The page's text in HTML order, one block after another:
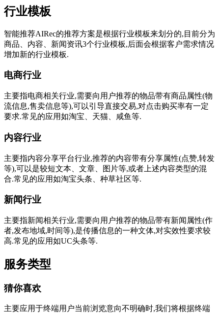
行业模板
智能推荐AIRec的推荐方案是根据行业模板来划分的,目前分为
商品、内容、新闻资讯3个行业模板,后面会根据客户需求情况
增加新的行业模板.
电商行业
主要指电商相关行业,需要向用户推荐的物品带有商品属性(物
流信息,售卖信息等),可以引导直接交易,对点击购买率有一定
要求.常见的应用如淘宝、天猫、咸鱼等.
内容行业
主要指内容分享平台行业,推荐的内容带有分享属性(点赞,转发
等),可以是较短文本、文章、图片等,或者上述内容类型的混
合.常见的应用如淘宝头条、种草社区等.
新闻行业
主要指新闻相关行业,需要向用户推荐的物品带有新闻属性(作
者,发布地域,时间等),是传播信息的一种文体,对实效性要求较
高.常见的应用如UC头条等.
服务类型
猜你喜欢
主要应用于终端用户当前浏览意向不明确时,我们将根据终端